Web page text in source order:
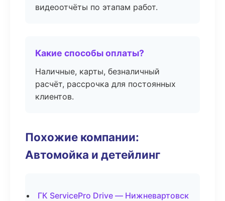
видеоотчёты по этапам работ.
Какие способы оплаты?
Наличные, карты, безналичный
расчёт, рассрочка для постоянных
клиентов.
Похожие компании:
Автомойка и детейлинг
ГК ServicePro Drive — Нижневартовск